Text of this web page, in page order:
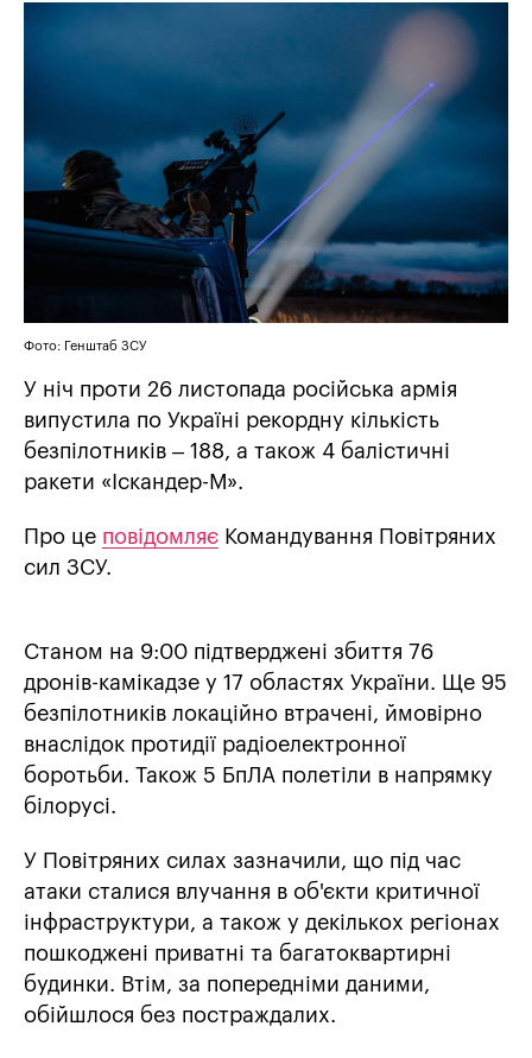
Фото: Генштаб ЗСУ
У ніч проти 26 листопада російська армія
випустила по Україні рекордну кількість
безпілотників – 188, а також 4 балістичні
ракети «Іскандер-М».
Про це повідомляє Командування Повітряних
сил ЗСУ.
Станом на 9:00 підтверджені збиття 76
дронів-камікадзе у 17 областях України. Ще 95
безпілотників локаційно втрачені, ймовірно
внаслідок протидії радіоелектронної
боротьби. Також 5 БпЛА полетіли в напрямку
білорусі.
У Повітряних силах зазначили, що під час
атаки сталися влучання в об'єкти критичної
інфраструктури, а також у декількох регіонах
пошкоджені приватні та багатоквартирні
будинки. Втім, за попередніми даними,
обійшлося без постраждалих.